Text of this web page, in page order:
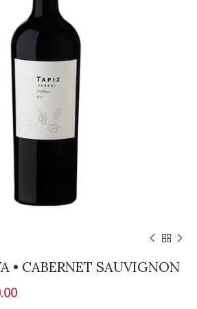
• CABERNET SAUVIGNON
El